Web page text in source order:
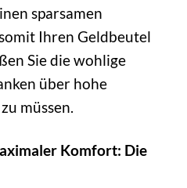
sparsamen
Ihren Geldbeutel
Sie die wohlige
über hohe
müssen.
Komfort: Die